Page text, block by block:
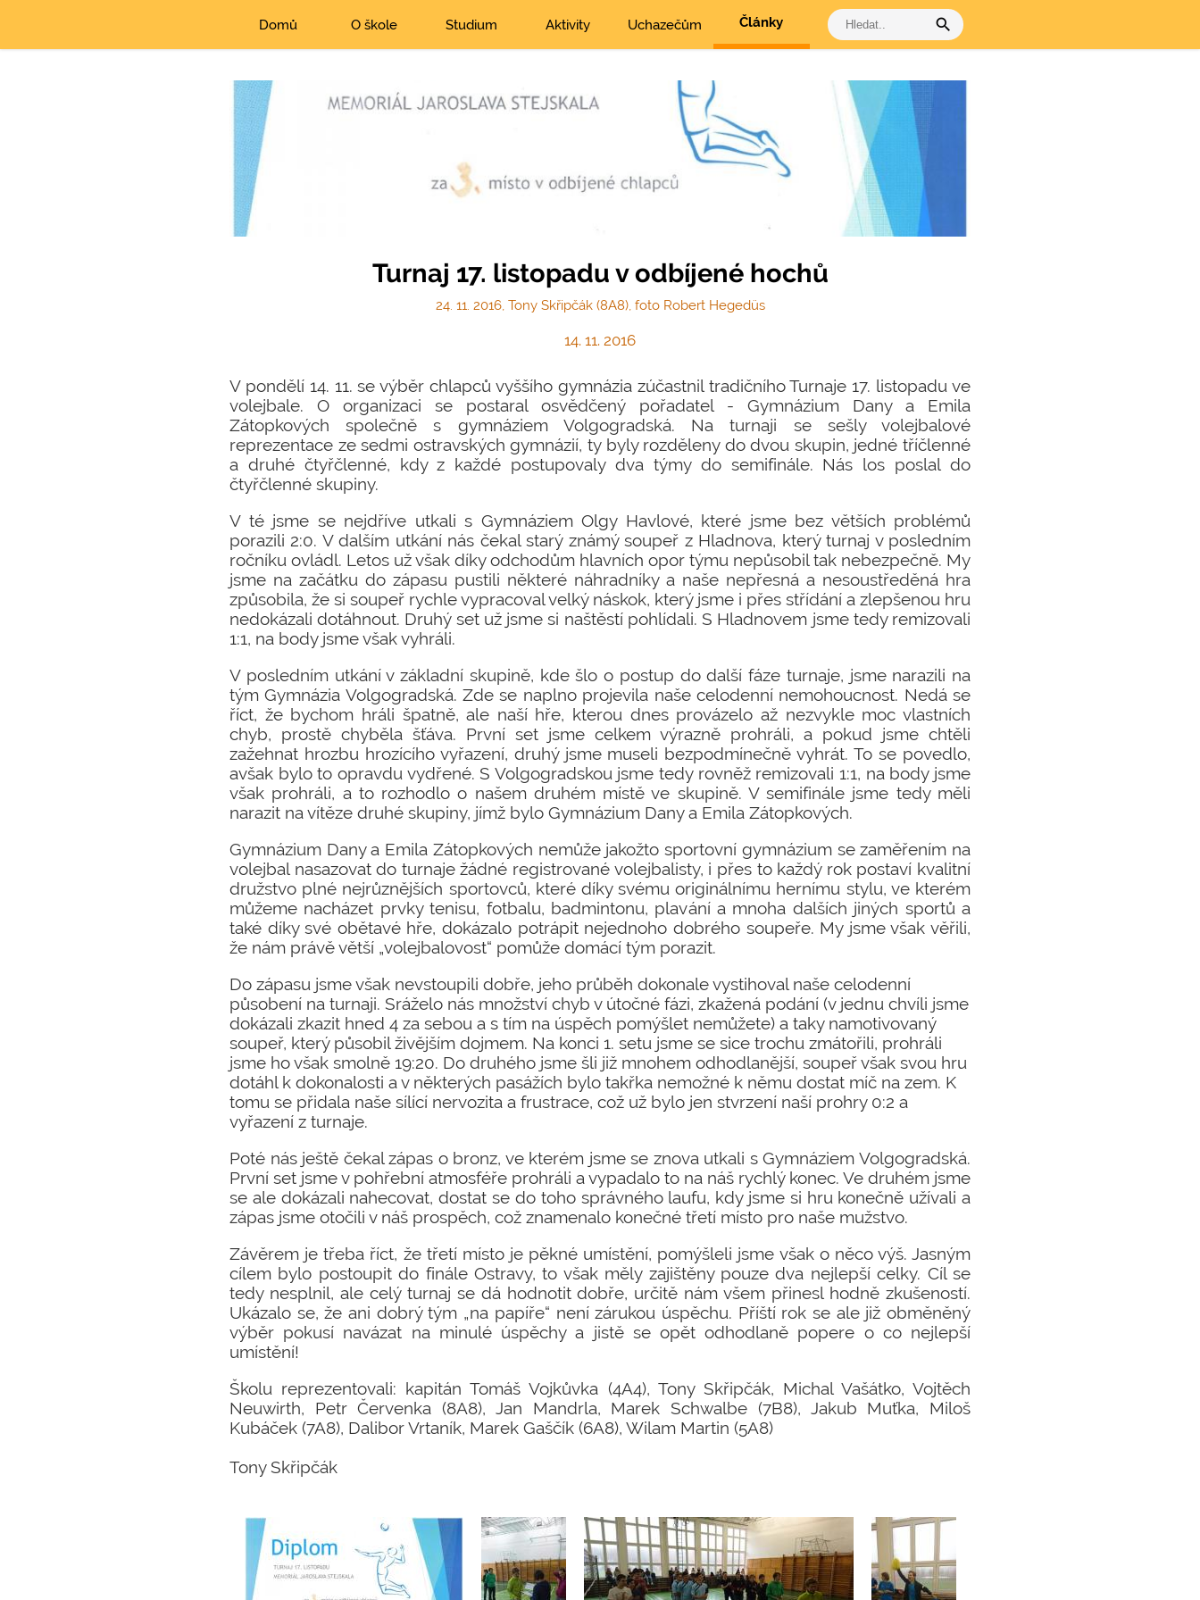
Domů O škole Studium Aktivity Uchazečům Články search
Turnaj 17. listopadu v odbíjené hochů
24. 11. 2016, Tony Skřipčák (8A8), foto Robert Hegedüs
14. 11. 2016
V pondělí 14. 11. se výběr chlapců vyššího gymnázia zúčastnil tradičního Turnaje 17. listopadu ve
volejbale. O organizaci se postaral osvědčený pořadatel - Gymnázium Dany a Emila
Zátopkových společně s gymnáziem Volgogradská. Na turnaji se sešly volejbalové
reprezentace ze sedmi ostravských gymnázií, ty byly rozděleny do dvou skupin, jedné tříčlenné
a druhé čtyřčlenné, kdy z každé postupovaly dva týmy do semifinále. Nás los poslal do
čtyřčlenné skupiny.
V té jsme se nejdříve utkali s Gymnáziem Olgy Havlové, které jsme bez větších problémů
porazili 2:0. V dalším utkání nás čekal starý známý soupeř z Hladnova, který turnaj v posledním
ročníku ovládl. Letos už však díky odchodům hlavních opor týmu nepůsobil tak nebezpečně. My
jsme na začátku do zápasu pustili některé náhradníky a naše nepřesná a nesoustředěná hra
způsobila, že si soupeř rychle vypracoval velký náskok, který jsme i přes střídání a zlepšenou hru
nedokázali dotáhnout. Druhý set už jsme si naštěstí pohlídali. S Hladnovem jsme tedy remizovali
1:1, na body jsme však vyhráli.
V posledním utkání v základní skupině, kde šlo o postup do další fáze turnaje, jsme narazili na
tým Gymnázia Volgogradská. Zde se naplno projevila naše celodenní nemohoucnost. Nedá se
říct, že bychom hráli špatně, ale naší hře, kterou dnes provázelo až nezvykle moc vlastních
chyb, prostě chyběla šťáva. První set jsme celkem výrazně prohráli, a pokud jsme chtěli
zažehnat hrozbu hrozícího vyřazení, druhý jsme museli bezpodmínečně vyhrát. To se povedlo,
avšak bylo to opravdu vydřené. S Volgogradskou jsme tedy rovněž remizovali 1:1, na body jsme
však prohráli, a to rozhodlo o našem druhém místě ve skupině. V semifinále jsme tedy měli
narazit na vítěze druhé skupiny, jímž bylo Gymnázium Dany a Emila Zátopkových.
Gymnázium Dany a Emila Zátopkových nemůže jakožto sportovní gymnázium se zaměřením na
volejbal nasazovat do turnaje žádné registrované volejbalisty, i přes to každý rok postaví kvalitní
družstvo plné nejrůznějších sportovců, které díky svému originálnímu hernímu stylu, ve kterém
můžeme nacházet prvky tenisu, fotbalu, badmintonu, plavání a mnoha dalších jiných sportů a
také díky své obětavé hře, dokázalo potrápit nejednoho dobrého soupeře. My jsme však věřili,
že nám právě větší „volejbalovost“ pomůže domácí tým porazit.
Do zápasu jsme však nevstoupili dobře, jeho průběh dokonale vystihoval naše celodenní
působení na turnaji. Sráželo nás množství chyb v útočné fázi, zkažená podání (v jednu chvíli jsme
dokázali zkazit hned 4 za sebou a s tím na úspěch pomýšlet nemůžete) a taky namotivovaný
soupeř, který působil živějším dojmem. Na konci 1. setu jsme se sice trochu zmátořili, prohráli
jsme ho však smolně 19:20. Do druhého jsme šli již mnohem odhodlanější, soupeř však svou hru
dotáhl k dokonalosti a v některých pasážích bylo takřka nemožné k němu dostat míč na zem. K
tomu se přidala naše sílící nervozita a frustrace, což už bylo jen stvrzení naší prohry 0:2 a
vyřazení z turnaje.
Poté nás ještě čekal zápas o bronz, ve kterém jsme se znova utkali s Gymnáziem Volgogradská.
První set jsme v pohřební atmosféře prohráli a vypadalo to na náš rychlý konec. Ve druhém jsme
se ale dokázali nahecovat, dostat se do toho správného laufu, kdy jsme si hru konečně užívali a
zápas jsme otočili v náš prospěch, což znamenalo konečné třetí místo pro naše mužstvo.
Závěrem je třeba říct, že třetí místo je pěkné umístění, pomýšleli jsme však o něco výš. Jasným
cílem bylo postoupit do finále Ostravy, to však měly zajištěny pouze dva nejlepší celky. Cíl se
tedy nesplnil, ale celý turnaj se dá hodnotit dobře, určitě nám všem přinesl hodně zkušeností.
Ukázalo se, že ani dobrý tým „na papíře“ není zárukou úspěchu. Příští rok se ale již obměněný
výběr pokusí navázat na minulé úspěchy a jistě se opět odhodlaně popere o co nejlepší
umístění!
Školu reprezentovali: kapitán Tomáš Vojkůvka (4A4), Tony Skřipčák, Michal Vašátko, Vojtěch
Neuwirth, Petr Červenka (8A8), Jan Mandrla, Marek Schwalbe (7B8), Jakub Muťka, Miloš
Kubáček (7A8), Dalibor Vrtaník, Marek Gaščík (6A8), Wilam Martin (5A8)
Tony Skřipčák